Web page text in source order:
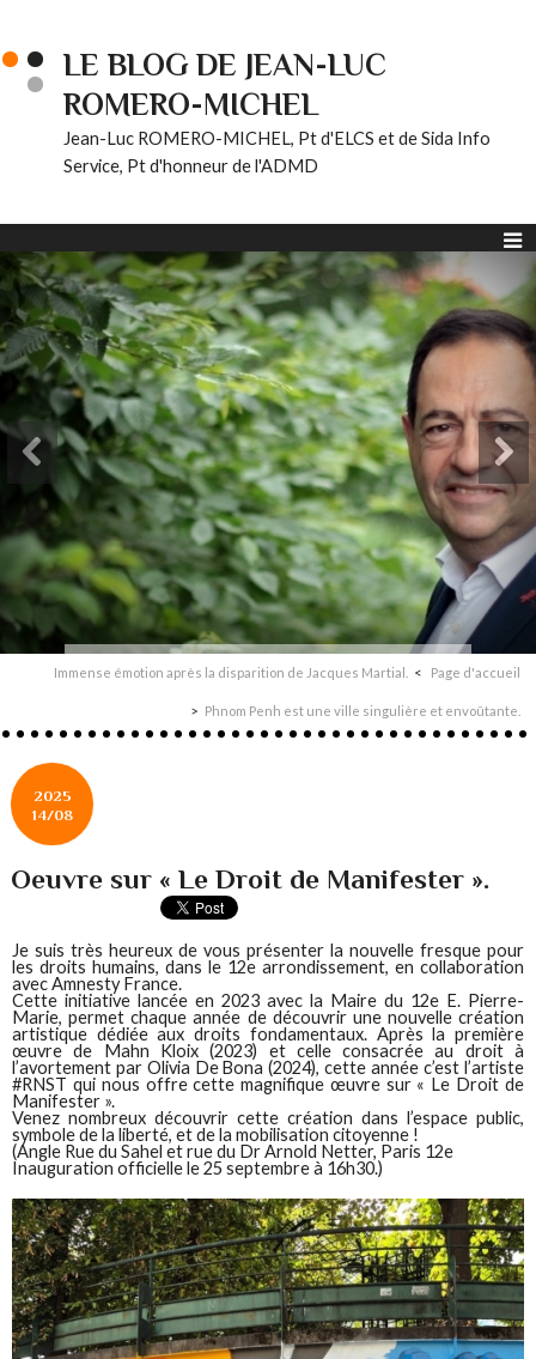
LE BLOG DE JEAN-LUC
ROMERO-MICHEL
Jean-Luc ROMERO-MICHEL, Pt d'ELCS et de Sida Info
Service, Pt d'honneur de l'ADMD
Immense émotion après la disparition de Jacques Martial. Page d'accueil
Phnom Penh est une ville singulière et envoûtante.
2025
14/08
Oeuvre sur « Le Droit de Manifester ».
Je suis très heureux de vous présenter la nouvelle fresque pour
les droits humains, dans le 12e arrondissement, en collaboration
avec Amnesty France.
Cette initiative lancée en 2023 avec la Maire du 12e E. Pierre-
Marie, permet chaque année de découvrir une nouvelle création
artistique dédiée aux droits fondamentaux. Après la première
œuvre de Mahn Kloix (2023) et celle consacrée au droit à
l’avortement par Olivia De Bona (2024), cette année c’est l’artiste
#RNST qui nous offre cette magnifique œuvre sur « Le Droit de
Manifester ».
Venez nombreux découvrir cette création dans l’espace public,
symbole de la liberté, et de la mobilisation citoyenne !
(Angle Rue du Sahel et rue du Dr Arnold Netter, Paris 12e
Inauguration officielle le 25 septembre à 16h30.)